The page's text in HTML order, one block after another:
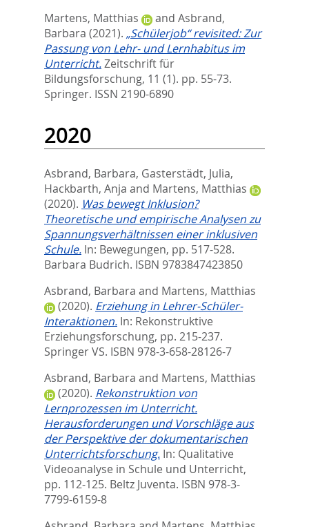
Martens, Matthias
and Asbrand,
Barbara (2021). „Schülerjob“ revisited: Zur
Passung von Lehr- und Lernhabitus im
Unterricht.Zeitschrift für
Bildungsforschung, 11 (1). pp. 55-73.
Springer. ISSN 2190-6890
2020
Asbrand, Barbara, Gasterstädt, Julia,
Hackbarth, Anja and Martens, Matthias
(2020). Was bewegt Inklusion?
Theoretische und empirische Analysen zu
Spannungsverhältnissen einer inklusiven
Schule. In: Bewegungen, pp. 517-528.
Barbara Budrich. ISBN 9783847423850
Asbrand, Barbara and Martens, Matthias
(2020). Erziehung in Lehrer-Schüler-
Interaktionen. In: Rekonstruktive
Erziehungsforschung, pp. 215-237.
Springer VS. ISBN 978-3-658-28126-7
Asbrand, Barbara and Martens, Matthias
(2020). Rekonstruktion von
Lernprozessen im Unterricht.
Herausforderungen und Vorschläge aus
der Perspektive der dokumentarischen
Unterrichtsforschung. In: Qualitative
Videoanalyse in Schule und Unterricht,
pp. 112-125. Beltz Juventa. ISBN 978-3-
7799-6159-8